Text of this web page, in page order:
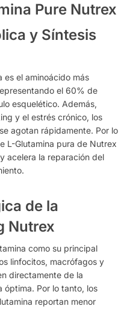
Pure Nutrex
y Síntesis
es el aminoácido más
el 60% de
esquelético. Además,
y el estrés crónico, los
agotan rápidamente. Por lo
L-Glutamina pura de Nutrex
acelera la reparación del
de la
Nutrex
como su principal
linfocitos, macrófagos y
directamente de la
óptima. Por lo tanto, los
reportan menor